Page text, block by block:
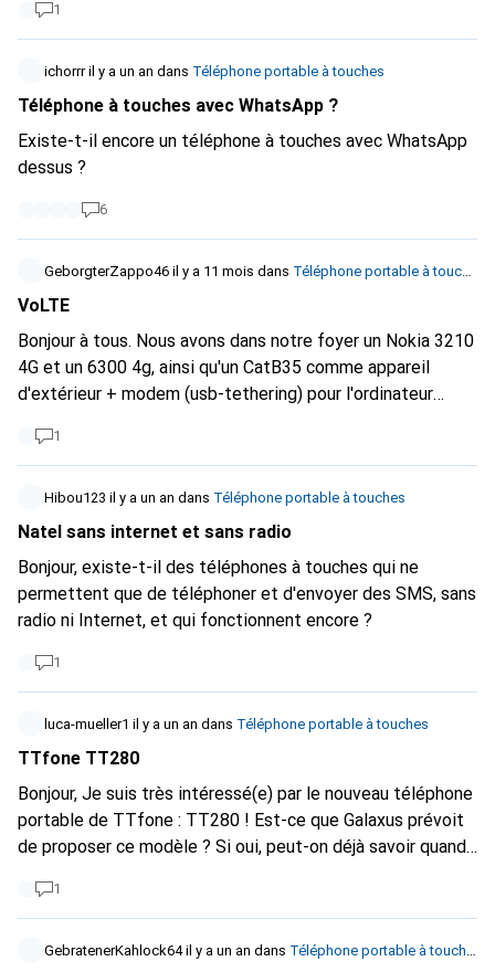
1
ichorrr il y a un an dans Téléphone portable à touches
Téléphone à touches avec WhatsApp ?
Existe-t-il encore un téléphone à touches avec WhatsApp
dessus ?
6
GeborgterZappo46 il y a 11 mois dans Téléphone portable à touches
VoLTE
Bonjour à tous. Nous avons dans notre foyer un Nokia 3210
4G et un 6300 4g, ainsi qu'un CatB35 comme appareil
d'extérieur + modem (usb-tethering) pour l'ordinateur
Swisscom et Sunrise. Ma question : est-ce que la VoLTE
fonctionne chez Salt ou Spusu ou Lidl Connect, quelqu'un
a-t-il de l'expérience ? Car sur la liste de Spusu, ces
appareils ne sont pas mentionnés.
1
Hibou123 il y a un an dans Téléphone portable à touches
Natel sans internet et sans radio
Bonjour, existe-t-il des téléphones à touches qui ne
permettent que de téléphoner et d'envoyer des SMS, sans
radio ni Internet, et qui fonctionnent encore ?
1
luca-mueller1 il y a un an dans Téléphone portable à touches
TTfone TT280
Bonjour, Je suis très intéressé(e) par le nouveau téléphone
portable de TTfone : TT280 ! Est-ce que Galaxus prévoit
de proposer ce modèle ? Si oui, peut-on déjà savoir quand
beaucoup ! & Salutations, Luca
1
GebratenerKahlock64 il y a un an dans Téléphone portable à touches